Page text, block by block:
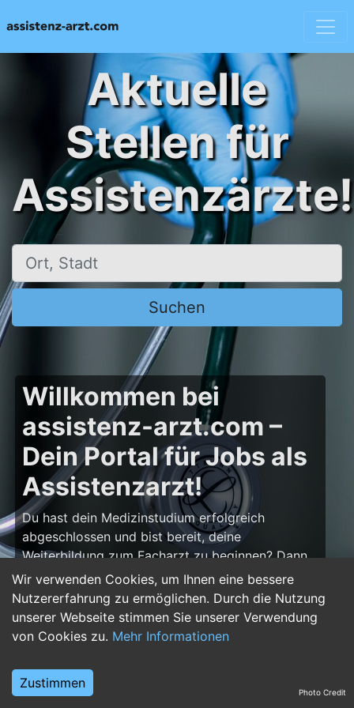
Wir verwenden Cookies, um Ihnen eine bessere
Nutzererfahrung zu ermöglichen. Durch die Nutzung
unserer Webseite stimmen Sie unserer Verwendung
von Cookies zu. Mehr Informationen
Zustimmen
Aktuelle
Stellen für
Assistenzärzte!
Ort, Stadt
Suchen
Willkommen bei
assistenz-arzt.com –
Dein Portal für Jobs als
Assistenzarzt!
Du hast dein Medizinstudium erfolgreich
abgeschlossen und bist bereit, deine
Weiterbildung zum Facharzt zu beginnen? Dann
bist du aufassistenz-arzt.comgenau richtig!
Hier findest du zahlreiche Stellenangebote für
Assistenzärzte in allen Fachrichtungen – von der
Inneren Medizin über die Chirurgie bis hin zur
deine Karriere im Arztberuf und finde die
passende Klinik oder Praxis für deinen nächstenPhoto Credit